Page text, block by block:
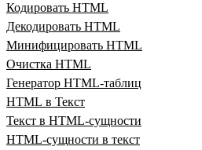
Кодировать HTML
Декодировать HTML
Минифицировать HTML
Очистка HTML
Генератор HTML‑таблиц
HTML в Текст
Текст в HTML‑сущности
HTML‑сущности в текст